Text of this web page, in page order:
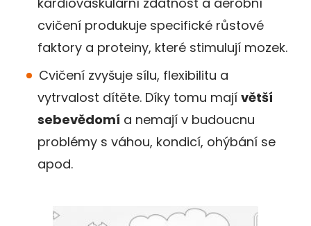
cvičení produkuje specifické růstové
faktory a proteiny, které stimulují mozek.
Cvičení zvyšuje sílu, flexibilitu a
vytrvalost dítěte. Díky tomu mají větší
sebevědomí a nemají v budoucnu
problémy s váhou, kondicí, ohýbání se
apod.